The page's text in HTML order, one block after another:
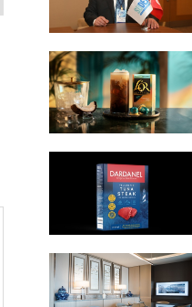
diye düşünenlere;